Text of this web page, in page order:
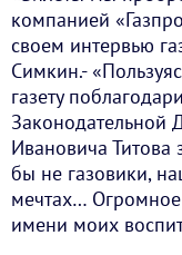
компанией
своем интервью
Симкин.-
газету
Законодательной
Ивановича
бы не газовики,
мечтах…
имени моих